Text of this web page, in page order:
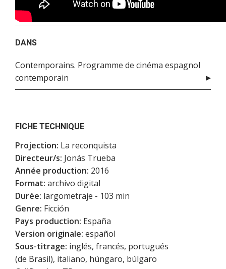
DANS
Contemporains. Programme de cinéma espagnol
contemporain
FICHE TECHNIQUE
Projection: La reconquista
Directeur/s: Jonás Trueba
Année production: 2016
Format: archivo digital
Durée: largometraje - 103 min
Genre: Ficción
Pays production: España
Version originale: español
Sous-titrage: inglés, francés, portugués
(de Brasil), italiano, húngaro, búlgaro